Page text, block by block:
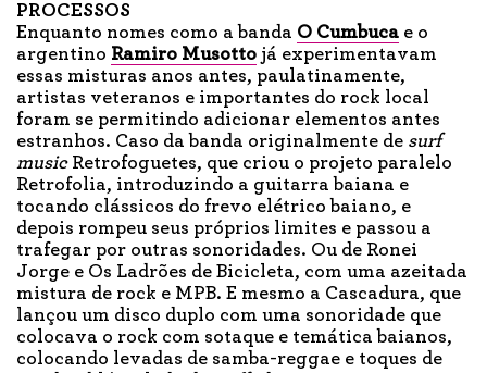
PROCESSOS
Enquanto nomes como a banda O Cumbuca e o
argentino Ramiro Musotto já experimentavam
essas misturas anos antes, paulatinamente,
artistas veteranos e importantes do rock local
foram se permitindo adicionar elementos antes
estranhos. Caso da banda originalmente de surf
musicRetrofoguetes, que criou o projeto paralelo
Retrofolia, introduzindo a guitarra baiana e
tocando clássicos do frevo elétrico baiano, e
depois rompeu seus próprios limites e passou a
trafegar por outras sonoridades. Ou de Ronei
Jorge e Os Ladrões de Bicicleta, com uma azeitada
mistura de rock e MPB. E mesmo a Cascadura, que
lançou um disco duplo com uma sonoridade que
colocava o rock com sotaque e temática baianos,
colocando levadas de samba-reggae e toques de